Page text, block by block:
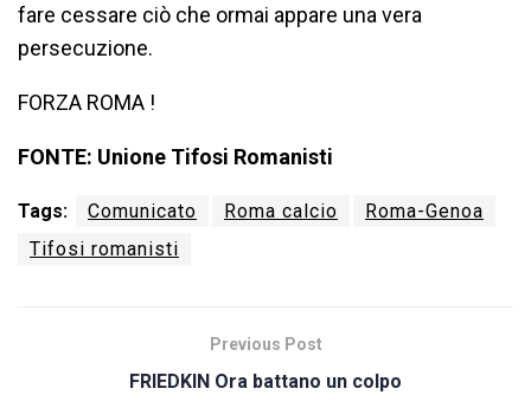
fare cessare ciò che ormai appare una vera
persecuzione.
FORZA ROMA !
FONTE: Unione Tifosi Romanisti
Tags: Comunicato Roma calcio
Roma-Genoa
Tifosi romanisti
Previous Post
FRIEDKIN Ora battano un colpo